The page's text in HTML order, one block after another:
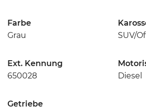
Farbe
Grau
SUV/
Ext. Kennung
650028
Diesel
Getriebe